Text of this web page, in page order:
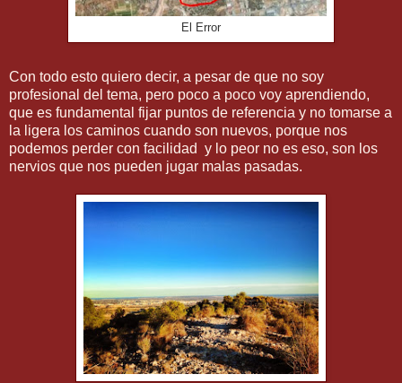
El Error
Con todo esto quiero decir, a pesar de que no soy
profesional del tema, pero poco a poco voy aprendiendo,
que es fundamental fijar puntos de referencia y no tomarse a
la ligera los caminos cuando son nuevos, porque nos
podemos perder con facilidad y lo peor no es eso, son los
nervios que nos pueden jugar malas pasadas.